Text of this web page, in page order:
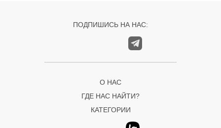
ПОДПИШИСЬ НА НАС:
О НАС
ГДЕ НАС НАЙТИ?
КАТЕГОРИИ